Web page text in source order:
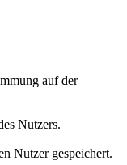
auf der
Nutzers.
Nutzer gespeichert.